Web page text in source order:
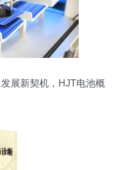
展新契机，HJT电池概